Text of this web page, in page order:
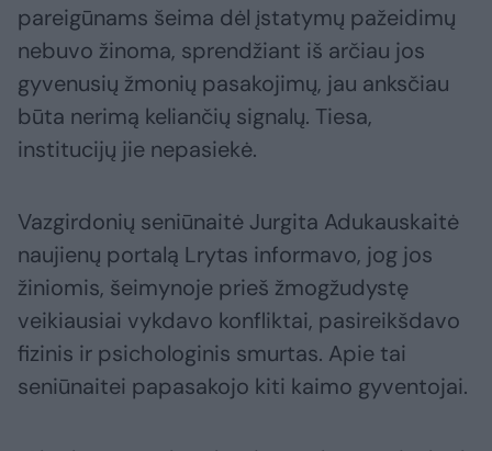
pareigūnams šeima dėl įstatymų pažeidimų
nebuvo žinoma, sprendžiant iš arčiau jos
gyvenusių žmonių pasakojimų, jau anksčiau
būta nerimą keliančių signalų. Tiesa,
institucijų jie nepasiekė.
Vazgirdonių seniūnaitė Jurgita Adukauskaitė
naujienų portalą Lrytas informavo, jog jos
žiniomis, šeimynoje prieš žmogžudystę
veikiausiai vykdavo konfliktai, pasireikšdavo
fizinis ir psichologinis smurtas. Apie tai
seniūnaitei papasakojo kiti kaimo gyventojai.